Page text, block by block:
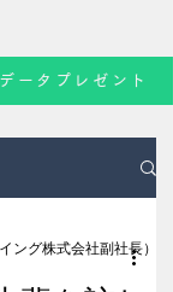
ータプレゼント
ング株式会社副社長）